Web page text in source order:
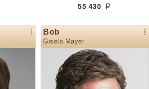
55 430
Bob
Gisela Mayer